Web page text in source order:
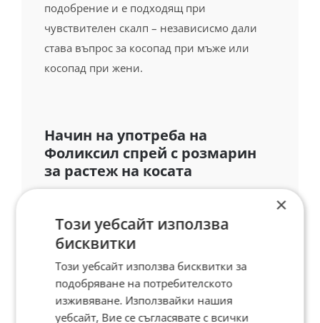
подобрение и е подходящ при
чувствителен скалп – независисмо дали
става въпрос за косопад при мъже или
косопад при жени.
Начин на употреба на
Фоликсил спрей с розмарин
за растеж на косата
Използването на Фоликсил розмарин е
оптимални резултати:
Уверете се, че скалпът ви е сух и чист,
преди да приложите спрея.
Разделете косата си на части, за да
×
Този уебсайт използва
бисквитки
Този уебсайт използва бисквитки за
подобряване на потребителското
изживяване. Използвайки нашия
уебсайт, Вие се съгласявате с всички